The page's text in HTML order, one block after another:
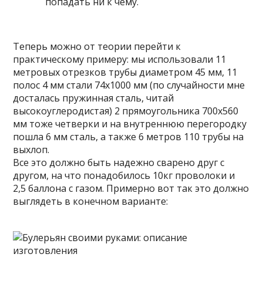
Теперь можно от теории перейти к
практическому примеру: мы использовали 11
метровых отрезков трубы диаметром 45 мм, 11
полос 4 мм стали 74х1000 мм (по случайности мне
досталась пружинная сталь, читай
высокоуглеродистая) 2 прямоугольника 700х560
мм тоже четверки и на внутреннюю перегородку
пошла 6 мм сталь, а также 6 метров 110 трубы на
выхлоп.
Все это должно быть надежно сварено друг с
другом, на что понадобилось 10кг проволоки и
2,5 баллона с газом. Примерно вот так это должно
выглядеть в конечном варианте: